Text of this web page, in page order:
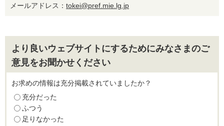
メールアドレス： tokei@pref.mie.lg.jp
より良いウェブサイトにするためにみなさまのご
意見をお聞かせください
お求めの情報は充分掲載されていましたか？
充分だった
ふつう
足りなかった